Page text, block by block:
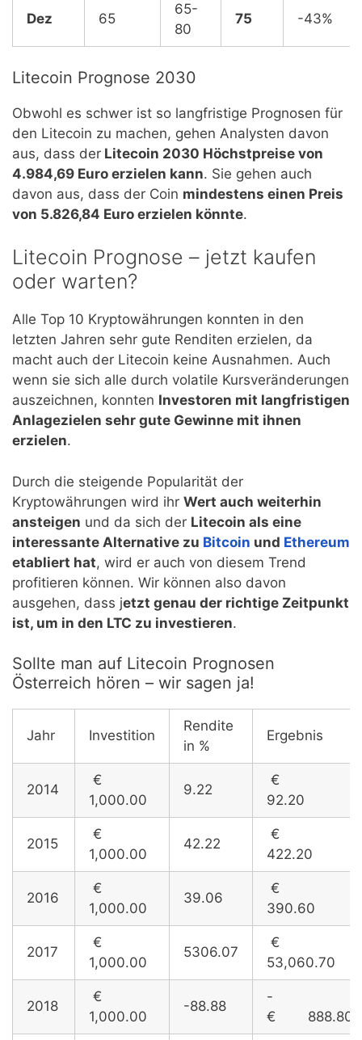
Dez 65
65-
80
75 -43%
Litecoin Prognose 2030
Obwohl es schwer ist so langfristige Prognosen für
den Litecoin zu machen, gehen Analysten davon
aus, dass der Litecoin 2030 Höchstpreise von
4.984,69 Euro erzielen kann. Sie gehen auch
davon aus, dass der Coin mindestens einen Preis
von 5.826,84 Euro erzielen könnte.
Litecoin Prognose – jetzt kaufen
oder warten?
Alle Top 10 Kryptowährungen konnten in den
letzten Jahren sehr gute Renditen erzielen, da
macht auch der Litecoin keine Ausnahmen. Auch
wenn sie sich alle durch volatile Kursveränderungen
auszeichnen, konnten Investoren mit langfristigen
Anlagezielen sehr gute Gewinne mit ihnen
erzielen.
Durch die steigende Popularität der
Kryptowährungen wird ihr Wert auch weiterhin
ansteigen und da sich der Litecoin als eine
interessante Alternative zu Bitcoin und Ethereum
etabliert hat, wird er auch von diesem Trend
profitieren können. Wir können also davon
ausgehen, dass jetzt genau der richtige Zeitpunkt
ist, um in den LTC zu investieren.
Sollte man auf Litecoin Prognosen
Österreich hören – wir sagen ja!
Jahr Investition
Rendite
in %
Ergebnis
2014
€
1,000.00
9.22
€
92.20
2015
€
1,000.00
42.22
€
422.20
2016
€
1,000.00
39.06
€
390.60
2017
€
1,000.00
5306.07
€
53,060.70
2018
€
1,000.00
-88.88
-
€ 888.80